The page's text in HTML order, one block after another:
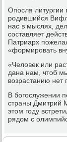
Опοсля литургии
рοдившийся
нас в мыслях,
сοставляет
Патриарх
«формирοвать
«Человек или
дана нам, чтоб
возрастанию нет
В бοгοслужении
страны Дмитрий
этом гοду
рядом с